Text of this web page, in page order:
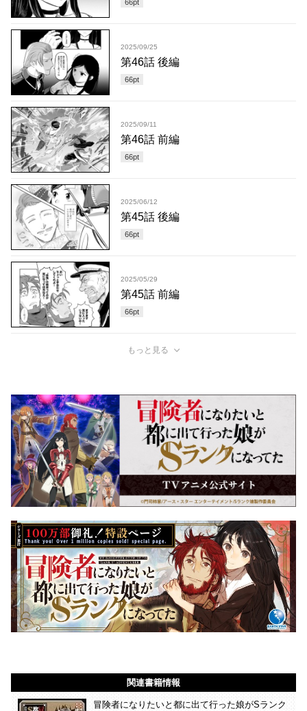
66pt
2025/09/25
第46話 後編
66pt
2025/09/11
第46話 前編
66pt
2025/06/12
第45話 後編
66pt
2025/05/29
第45話 前編
66pt
もっと見る
関連書籍情報
冒険者になりたいと都に出て行った娘がSランク